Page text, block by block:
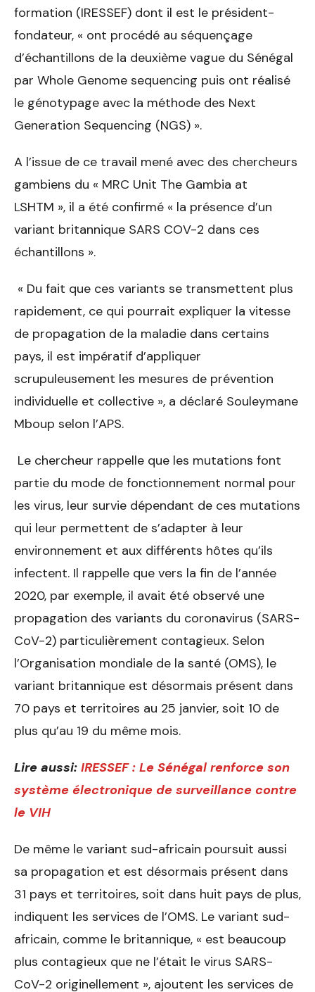
formation (IRESSEF) dont il est le président-
fondateur, « ont procédé au séquençage
d’échantillons de la deuxième vague du Sénégal
par Whole Genome sequencing puis ont réalisé
le génotypage avec la méthode des Next
Generation Sequencing (NGS) ».
A l’issue de ce travail mené avec des chercheurs
gambiens du « MRC Unit The Gambia at
LSHTM », il a été confirmé « la présence d’un
variant britannique SARS COV-2 dans ces
échantillons ».
« Du fait que ces variants se transmettent plus
rapidement, ce qui pourrait expliquer la vitesse
de propagation de la maladie dans certains
pays, il est impératif d’appliquer
scrupuleusement les mesures de prévention
individuelle et collective », a déclaré Souleymane
Mboup selon l’APS.
Le chercheur rappelle que les mutations font
partie du mode de fonctionnement normal pour
les virus, leur survie dépendant de ces mutations
qui leur permettent de s’adapter à leur
environnement et aux différents hôtes qu’ils
infectent. Il rappelle que vers la fin de l’année
2020, par exemple, il avait été observé une
propagation des variants du coronavirus (SARS-
CoV-2) particulièrement contagieux. Selon
l’Organisation mondiale de la santé (OMS), le
variant britannique est désormais présent dans
70 pays et territoires au 25 janvier, soit 10 de
plus qu’au 19 du même mois.
Lire aussi: IRESSEF : Le Sénégal renforce son
système électronique de surveillance contre
le VIH
De même le variant sud-africain poursuit aussi
sa propagation et est désormais présent dans
31 pays et territoires, soit dans huit pays de plus,
indiquent les services de l’OMS. Le variant sud-
africain, comme le britannique, « est beaucoup
plus contagieux que ne l’était le virus SARS-
CoV-2 originellement », ajoutent les services de